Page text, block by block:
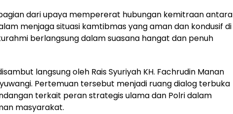
dari upaya mempererat hubungan kemitraan antara
menjaga situasi kamtibmas yang aman dan kondusif di
berlangsung dalam suasana hangat dan penuh
langsung oleh Rais Syuriyah KH. Fachrudin Manan
Pertemuan tersebut menjadi ruang dialog terbuka
terkait peran strategis ulama dan Polri dalam
masyarakat.